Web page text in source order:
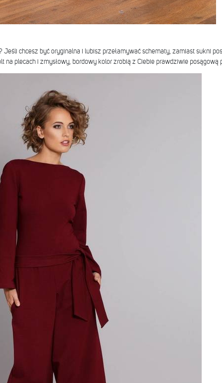
chcesz być oryginalna i lubisz przełamywać schematy, zamiast sukni
na plecach i zmysłowy, bordowy kolor zrobią z Ciebie prawdziwie posągową